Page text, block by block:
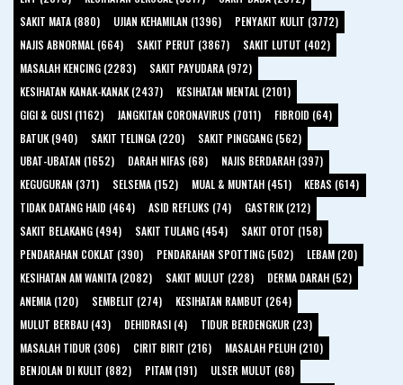
SAKIT MATA (880)
UJIAN KEHAMILAN (1396)
PENYAKIT KULIT (3772)
NAJIS ABNORMAL (664)
SAKIT PERUT (3867)
SAKIT LUTUT (402)
MASALAH KENCING (2283)
SAKIT PAYUDARA (972)
KESIHATAN KANAK-KANAK (2437)
KESIHATAN MENTAL (2101)
GIGI & GUSI (1162)
JANGKITAN CORONAVIRUS (7011)
FIBROID (64)
BATUK (940)
SAKIT TELINGA (220)
SAKIT PINGGANG (562)
UBAT-UBATAN (1652)
DARAH NIFAS (68)
NAJIS BERDARAH (397)
KEGUGURAN (371)
SELSEMA (152) MUAL & MUNTAH (451)
KEBAS (614)
TIDAK DATANG HAID (464)
ASID REFLUKS (74)
GASTRIK (212)
SAKIT BELAKANG (494)
SAKIT TULANG (454)
SAKIT OTOT (158)
PENDARAHAN COKLAT (390)
PENDARAHAN SPOTTING (502)
LEBAM (20)
KESIHATAN AM WANITA (2082)
SAKIT MULUT (228)
DERMA DARAH (52)
ANEMIA (120)
SEMBELIT (274)
KESIHATAN RAMBUT (264)
MULUT BERBAU (43)
DEHIDRASI (4)
TIDUR BERDENGKUR (23)
MASALAH TIDUR (306)
CIRIT BIRIT (216)
MASALAH PELUH (210)
BENJOLAN DI KULIT (882)
PITAM (191)
ULSER MULUT (68)